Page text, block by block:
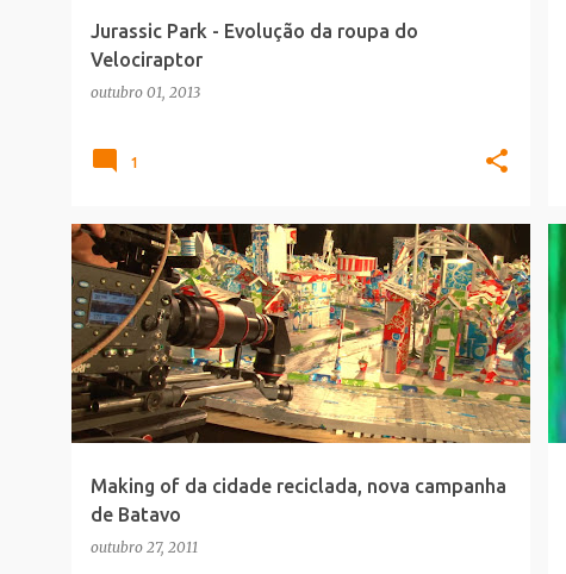
Jurassic Park - Evolução da roupa do
Velociraptor
outubro 01, 2013
1
Making of da cidade reciclada, nova campanha
de Batavo
outubro 27, 2011
COMERCIAIS MAKING_OF MUNDO_MELHOR